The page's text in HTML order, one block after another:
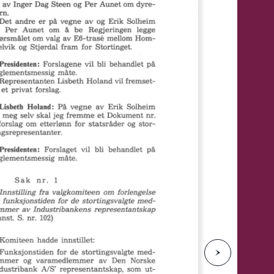
N
e
s
t
e
s
i
d
e